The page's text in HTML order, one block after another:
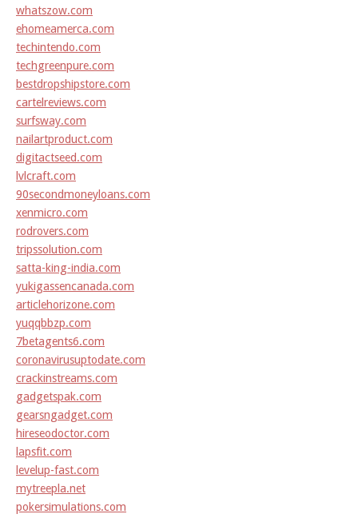
whatszow.com
ehomeamerca.com
techintendo.com
techgreenpure.com
bestdropshipstore.com
cartelreviews.com
surfsway.com
nailartproduct.com
digitactseed.com
lvlcraft.com
90secondmoneyloans.com
xenmicro.com
rodrovers.com
tripssolution.com
satta-king-india.com
yukigassencanada.com
articlehorizone.com
yuqqbbzp.com
7betagents6.com
coronavirusuptodate.com
crackinstreams.com
gadgetspak.com
gearsngadget.com
hireseodoctor.com
lapsfit.com
levelup-fast.com
mytreepla.net
pokersimulations.com